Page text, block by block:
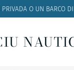
PRIVADA O UN BARCO